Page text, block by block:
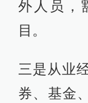
外人员，
目。
三是从业
券、基金